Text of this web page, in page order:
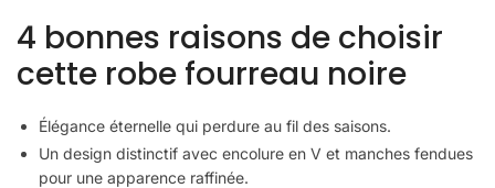
4 bonnes raisons de choisir
cette robe fourreau noire
Élégance éternelle qui perdure au fil des saisons.
Un design distinctif avec encolure en V et manches fendues
pour une apparence raffinée.